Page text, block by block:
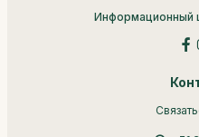
Информационный